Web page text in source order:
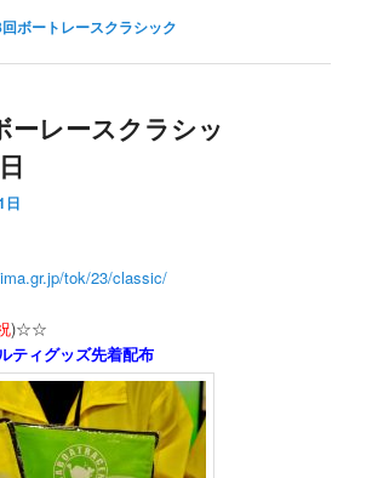
ボートレースクラシック
ーレースクラシッ
日
tok/23/classic/
)☆☆
ティグッズ先着配布